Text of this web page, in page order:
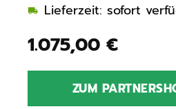
1.075,00 €
Lieferzeit: sofort
ZUM